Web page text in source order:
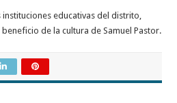
educativas del distrito,
de la cultura de Samuel Pastor.